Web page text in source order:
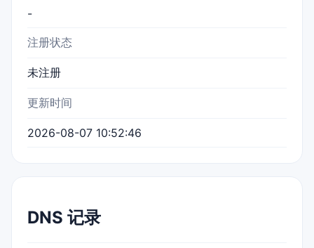
-
注册状态
未注册
更新时间
2026-08-07 10:52:46
DNS 记录